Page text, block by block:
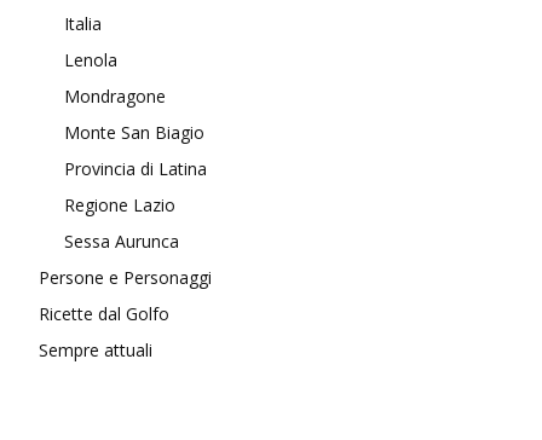
Italia
Lenola
Mondragone
Monte San Biagio
Provincia di Latina
Regione Lazio
Sessa Aurunca
Persone e Personaggi
Ricette dal Golfo
Sempre attuali